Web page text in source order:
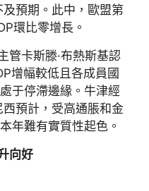
及預期。此中，歐盟第
環比零增長。
管卡斯滕·布熱斯基認
增幅較低且各成員國
于停滯邊緣。牛津經
預計，受高通脹和金
年難有實質性起色。
向好